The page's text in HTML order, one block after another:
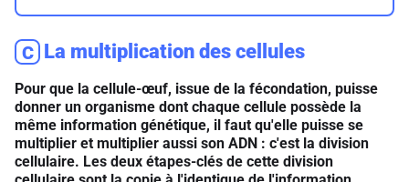
C La multiplication des cellules
Pour que la cellule-œuf, issue de la fécondation, puisse
donner un organisme dont chaque cellule possède la
même information génétique, il faut qu'elle puisse se
multiplier et multiplier aussi son ADN : c'est la division
cellulaire. Les deux étapes-clés de cette division